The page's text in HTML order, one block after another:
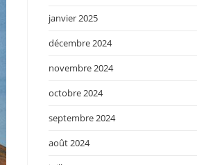
janvier 2025
décembre 2024
novembre 2024
octobre 2024
septembre 2024
août 2024